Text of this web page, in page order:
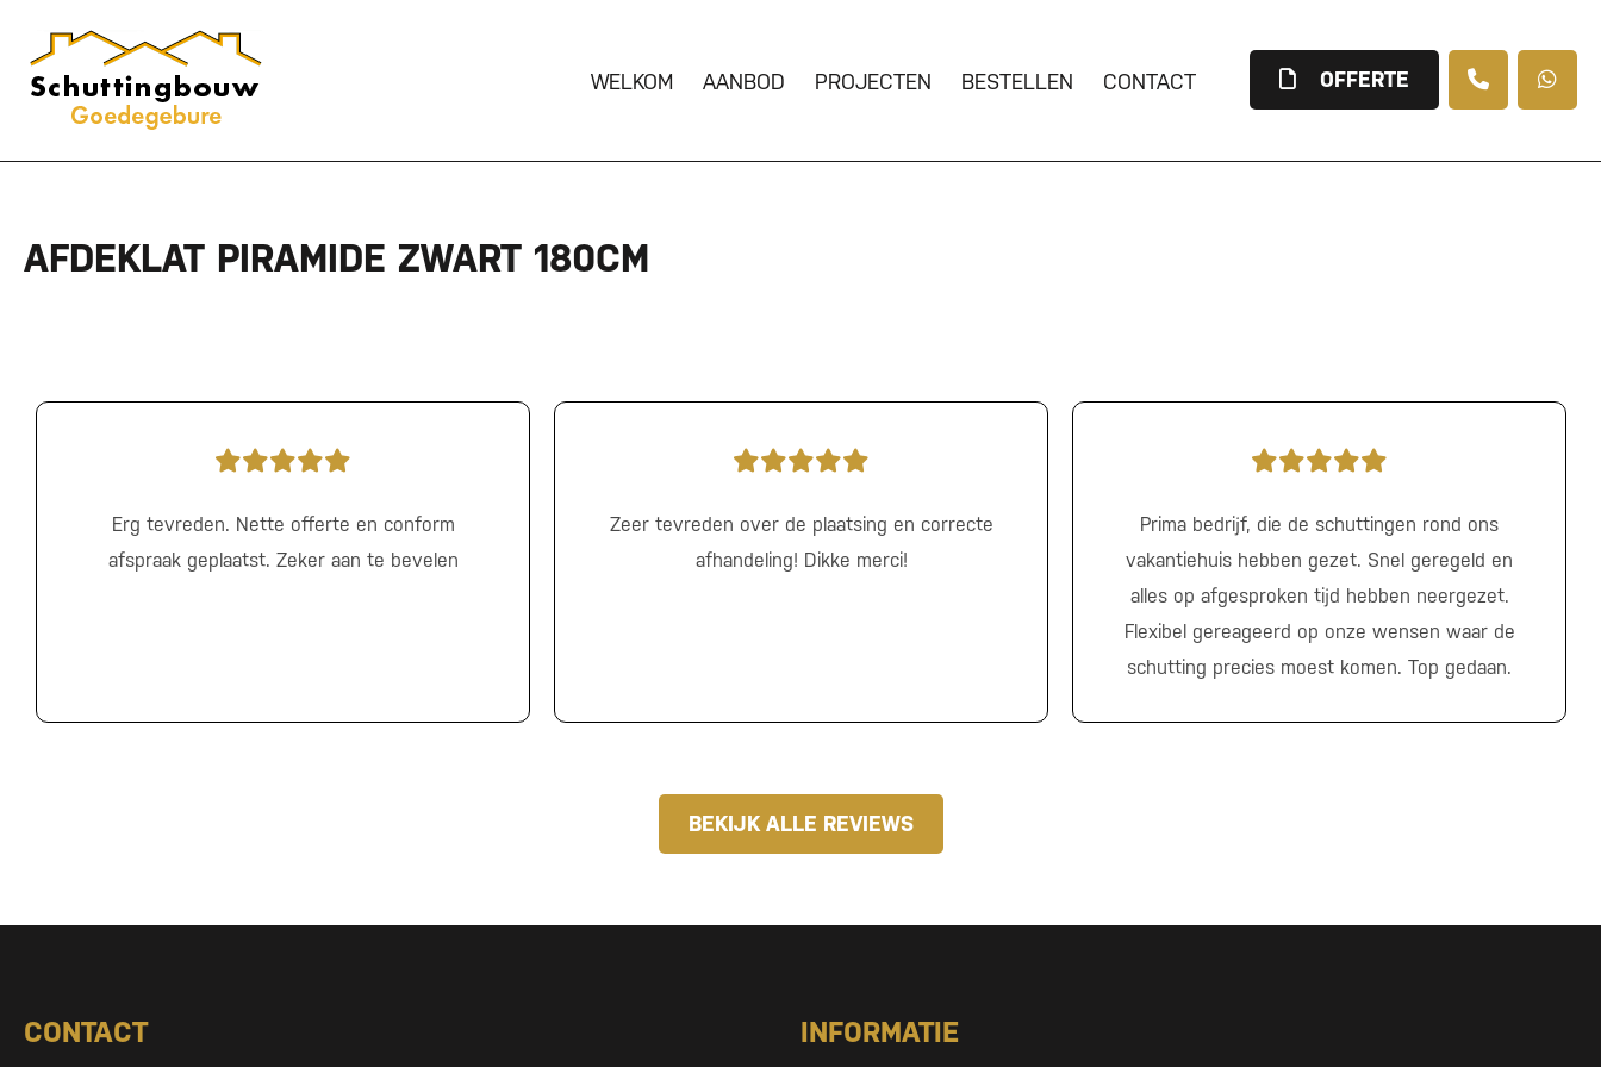
WELKOM AANBOD PROJECTEN BESTELLEN CONTACT OFFERTE
AFDEKLAT PIRAMIDE ZWART 180CM
Erg tevreden. Nette offerte en conform
afspraak geplaatst. Zeker aan te bevelen
Zeer tevreden over de plaatsing en correcte
afhandeling! Dikke merci!
Prima bedrijf, die de schuttingen rond ons
vakantiehuis hebben gezet. Snel geregeld en
alles op afgesproken tijd hebben neergezet.
Flexibel gereageerd op onze wensen waar de
schutting precies moest komen. Top gedaan.
BEKIJK ALLE REVIEWS
CONTACT INFORMATIE